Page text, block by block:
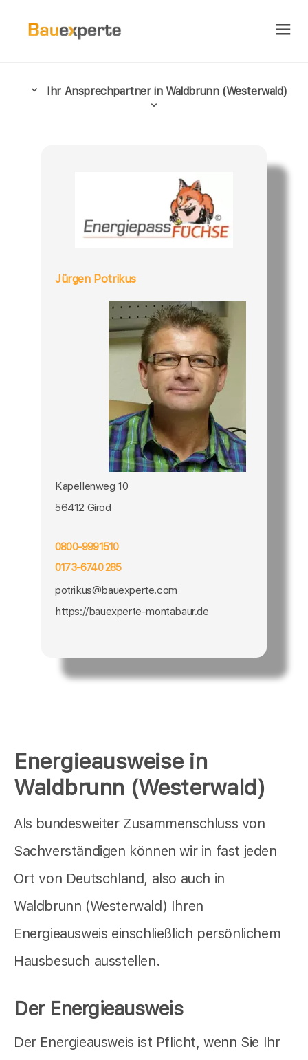
Energieausweise in
Waldbrunn (Westerwald)
Als bundesweiter Zusammenschluss von
Sachverständigen können wir in fast jeden
Ort von Deutschland, also auch in
Waldbrunn (Westerwald) Ihren
Energieausweis einschließlich persönlichem
Hausbesuch ausstellen.
Der Energieausweis
Der Energieausweis ist Pflicht, wenn Sie Ihr
Ihr Ansprechpartner in Waldbrunn (Westerwald)
Jürgen Potrikus
Kapellenweg 10
56412 Girod
0800-9991510
0173-6740 285
potrikus@bauexperte.com
https://bauexperte-montabaur.de